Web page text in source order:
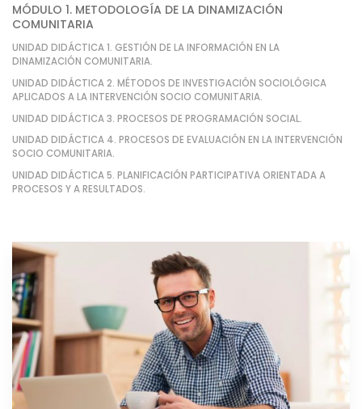
MÓDULO 1. METODOLOGÍA DE LA DINAMIZACIÓN
COMUNITARIA
UNIDAD DIDÁCTICA 1. GESTIÓN DE LA INFORMACIÓN EN LA
DINAMIZACIÓN COMUNITARIA.
UNIDAD DIDÁCTICA 2. MÉTODOS DE INVESTIGACIÓN SOCIOLÓGICA
APLICADOS A LA INTERVENCIÓN SOCIO COMUNITARIA.
UNIDAD DIDÁCTICA 3. PROCESOS DE PROGRAMACIÓN SOCIAL.
UNIDAD DIDÁCTICA 4. PROCESOS DE EVALUACIÓN EN LA INTERVENCIÓN
SOCIO COMUNITARIA.
UNIDAD DIDÁCTICA 5. PLANIFICACIÓN PARTICIPATIVA ORIENTADA A
PROCESOS Y A RESULTADOS.